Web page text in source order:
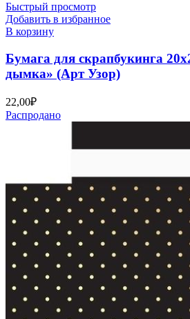
Быстрый просмотр
Добавить в избранное
В корзину
Бумага для скрапбукинга
дымка» (Арт Узор)
22,00₽
Распродано